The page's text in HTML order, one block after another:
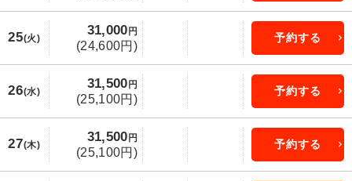
25(火)
31,000 円
(24,600円)
予約する
26(水)
31,500 円
(25,100円)
予約する
27(木)
31,500 円
(25,100円)
予約する